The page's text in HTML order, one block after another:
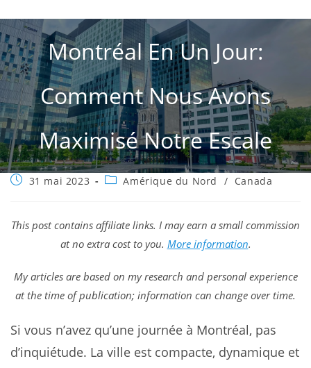
Montréal En Un Jour:
Comment Nous Avons
Maximisé Notre Escale
Publication
31 mai 2023
PostAmérique du Nord / Canada
This post contains affiliate links. I may earn a small commission
at no extra cost to you. More information.
My articles are based on my research and personal experience
at the time of publication; information can change over time.
Si vous n’avez qu’une journée à Montréal, pas
d’inquiétude. La ville est compacte, dynamique et